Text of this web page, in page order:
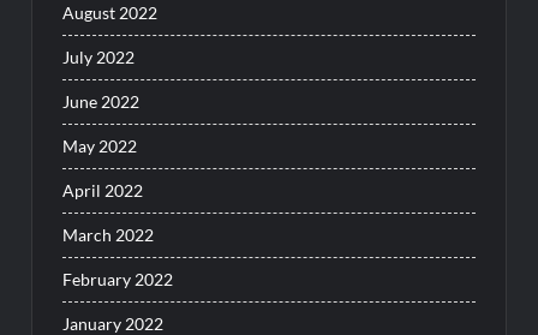
August 2022
July 2022
June 2022
May 2022
April 2022
March 2022
February 2022
January 2022